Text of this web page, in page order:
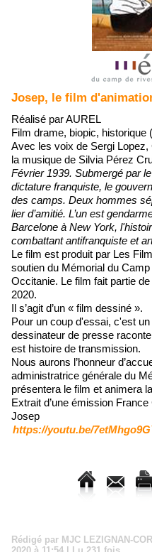
Josep, le film
Réalisé par AUREL
Film drame, biopic, historique
Avec les voix de Sergi
la musique de Silvia Pérez
Février 1939. Submergé par
dictature franquiste, le
des camps. Deux hommes
lier d’amitié. L’un est
Barcelone à New York,
combattant antifranquiste et
Le film est produit par Les
soutien du Mémorial du
Occitanie. Le film fait partie
2020.
Il s’agit d’un « film dessiné ».
Pour un coup d'essai, c'est
dessinateur de presse
est histoire de transmission.
Nous aurons l’honneur
administratrice générale du
présentera le film et animera
Extrait d’une émission
Josep
https://youtu.be/
Rédigé par MJC LEZIGNAN-